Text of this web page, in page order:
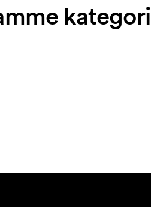
kategori